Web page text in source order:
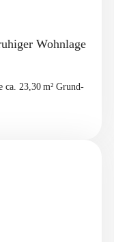
Wohnlage
ca. 23,30 m² Grund­